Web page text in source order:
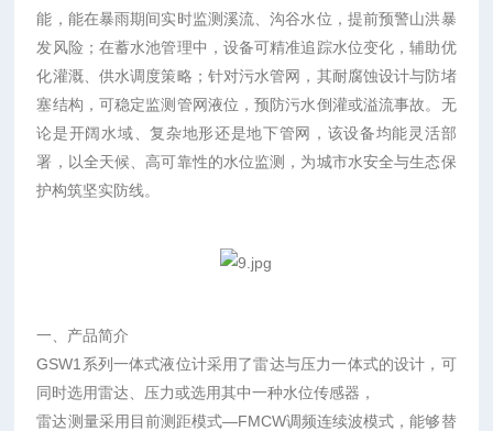
能，能在暴雨期间实时监测溪流、沟谷水位，提前预警山洪暴
发风险；在蓄水池管理中，设备可精准追踪水位变化，辅助优
化灌溉、供水调度策略；针对污水管网，其耐腐蚀设计与防堵
塞结构，可稳定监测管网液位，预防污水倒灌或溢流事故。无
论是开阔水域、复杂地形还是地下管网，该设备均能灵活部
署，以全天候、高可靠性的水位监测，为城市水安全与生态保
护构筑坚实防线。
一、产品简介
GSW1系列一体式液位计采用了雷达与压力一体式的设计，可
同时选用雷达、压力或选用其中一种水位传感器，
雷达测量采用目前测距模式—FMCW调频连续波模式，能够替